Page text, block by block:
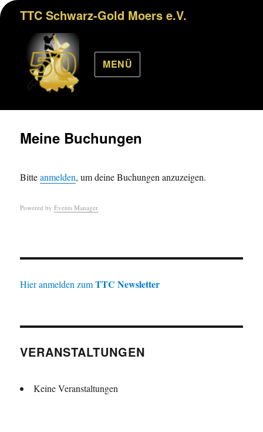
TTC Schwarz-Gold Moers e.V.
MENÜ
Meine Buchungen
Bitteanmelden, um deine Buchungen anzuzeigen.
Powered byEvents Manager
Hier anmelden zumTTC Newsletter
VERANSTALTUNGEN
Keine Veranstaltungen